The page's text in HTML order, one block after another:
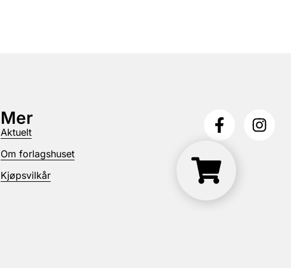
Mer
Aktuelt
Om forlagshuset
Kjøpsvilkår